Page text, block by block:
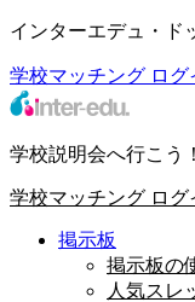
インターエデュ・ド
学校マッチング ログ
学校説明会へ行こう！
学校マッチング ログ
掲示板
掲示板の
人気スレ